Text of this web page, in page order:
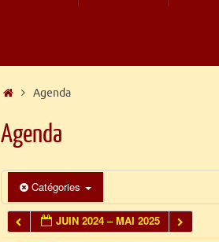
Accueil
Agenda
Agenda
Catégories
JUIN 2024 – MAI 2025